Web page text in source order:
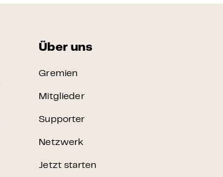
Über uns
Gremien
Mitglieder
Supporter
Netzwerk
Jetzt starten